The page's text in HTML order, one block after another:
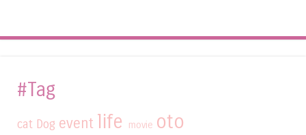
#Tag
cat Dog event life movie oto